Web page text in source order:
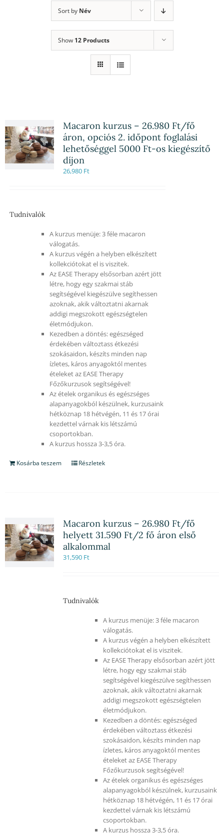
Sort by Név
Show 12 Products
Macaron kurzus – 26.980 Ft/fő
áron, opciós 2. időpont foglalási
lehetőséggel 5000 Ft-os kiegészítő
díjon
26,980 Ft
Tudnivalók
A kurzus menüje: 3 féle macaron
válogatás.
A kurzus végén a helyben elkészített
kollekciótokat el is viszitek.
Az EASE Therapy elsősorban azért jött
létre, hogy egy szakmai stáb
segítségével kiegészülve segíthessen
azoknak, akik változtatni akarnak
addigi megszokott egészségtelen
életmódjukon.
Kezedben a döntés: egészséged
érdekében változtass étkezési
szokásaidon, készíts minden nap
ízletes, káros anyagoktól mentes
ételeket az EASE Therapy
Főzőkurzusok segítségével!
Az ételek organikus és egészséges
alapanyagokból készülnek, kurzusaink
hétköznap 18 hétvégén, 11 és 17 órai
kezdettel várnak kis létszámú
csoportokban.
A kurzus hossza 3-3,5 óra.
Kosárba teszem Részletek
Macaron kurzus – 26.980 Ft/fő
helyett 31.590 Ft/2 fő áron első
alkalommal
31,590 Ft
Tudnivalók
A kurzus menüje: 3 féle macaron
válogatás.
A kurzus végén a helyben elkészített
kollekciótokat el is viszitek.
Az EASE Therapy elsősorban azért jött
létre, hogy egy szakmai stáb
segítségével kiegészülve segíthessen
azoknak, akik változtatni akarnak
addigi megszokott egészségtelen
életmódjukon.
Kezedben a döntés: egészséged
érdekében változtass étkezési
szokásaidon, készíts minden nap
ízletes, káros anyagoktól mentes
ételeket az EASE Therapy
Főzőkurzusok segítségével!
Az ételek organikus és egészséges
alapanyagokból készülnek, kurzusaink
hétköznap 18 hétvégén, 11 és 17 órai
kezdettel várnak kis létszámú
csoportokban.
A kurzus hossza 3-3,5 óra.